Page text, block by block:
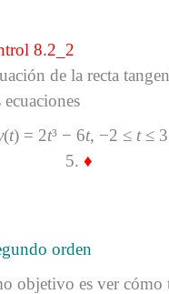
8.2_2
de la recta
(t) = 2t³ − 6t, −2 ≤ t≤
5. ♦
orden
objetivo es ver cómo